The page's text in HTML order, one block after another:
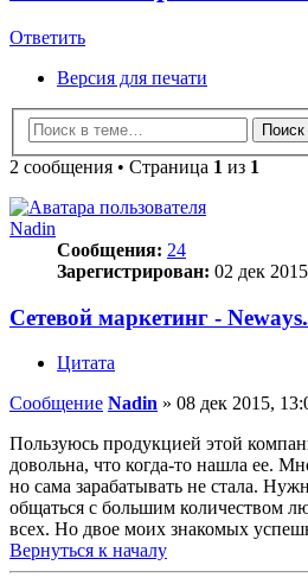
Ответить
Версия для печати
Поиск
2 сообщения • Страница 1 из 1
Nadin
Сообщения: 24
Зарегистрирован: 02 дек
Сетевой маркетинг - Neways.
Цитата
Сообщение Nadin » 08 дек 2015,
Пользуюсь продукцией этой
довольна, что когда-то нашла ее.
но сама зарабатывать не стала.
общаться с большим количеством
всех. Но двое моих знакомых
Вернуться к началу